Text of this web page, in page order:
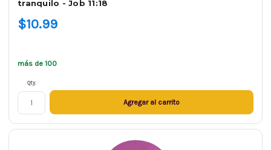
tranquilo - Job 11:18
$10.99
más de 100
Qty.
Agregar al carrito